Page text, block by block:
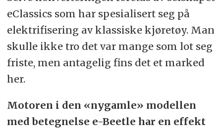
eClassics som har spesialisert seg på
elektrifisering av klassiske kjøretøy. Man
skulle ikke tro det var mange som lot seg
friste, men antagelig fins det et marked
her.
Motoren i den «nygamle» modellen
med betegnelse e-Beetle har en effekt